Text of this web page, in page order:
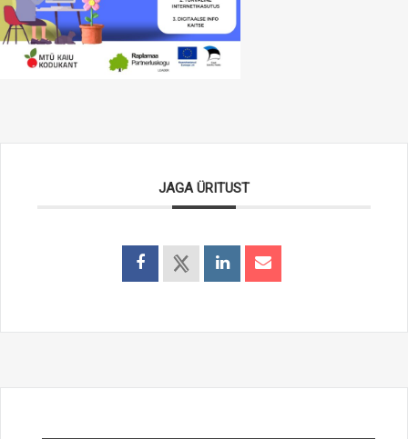
JAGA ÜRITUST